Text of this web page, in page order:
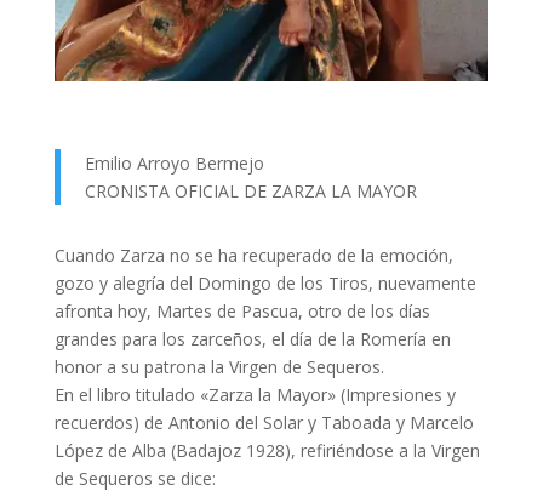
Emilio Arroyo Bermejo
CRONISTA OFICIAL DE ZARZA LA MAYOR
Cuando Zarza no se ha recuperado de la emoción,
gozo y alegría del Domingo de los Tiros, nuevamente
afronta hoy, Martes de Pascua, otro de los días
grandes para los zarceños, el día de la Romería en
honor a su patrona la Virgen de Sequeros.
En el libro titulado «Zarza la Mayor» (Impresiones y
recuerdos) de Antonio del Solar y Taboada y Marcelo
López de Alba (Badajoz 1928), refiriéndose a la Virgen
de Sequeros se dice: